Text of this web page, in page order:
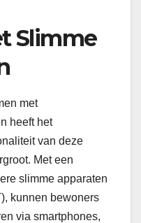
Slimme
met
heeft het
van deze
Met een
slimme apparaten
kunnen bewoners
via smartphones,